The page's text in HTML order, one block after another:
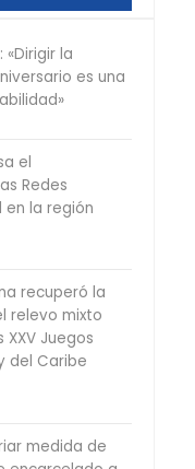
«Dirigir la
es una
el
Redes
en la región
recuperó la
relevo mixto
Juegos
del Caribe
medida de